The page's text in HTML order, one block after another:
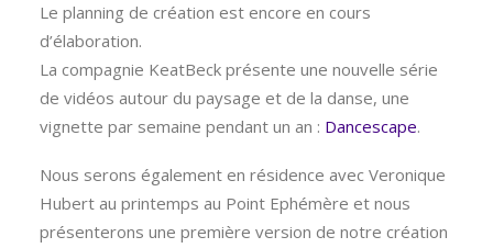
Le planning de création est encore en cours
d’élaboration.
La compagnie KeatBeck présente une nouvelle série
de vidéos autour du paysage et de la danse, une
vignette par semaine pendant un an : Dancescape.
Nous serons également en résidence avec Veronique
Hubert au printemps au Point Ephémère et nous
présenterons une première version de notre création